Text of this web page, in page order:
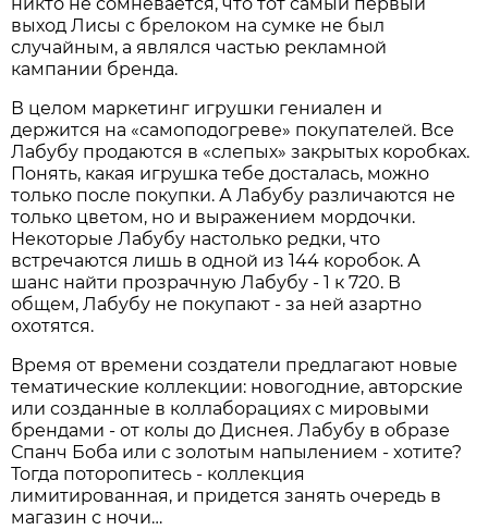
выход Лисы с брелоком на сумке не был
случайным, а являлся частью рекламной
кампании бренда.
В целом маркетинг игрушки гениален и
держится на «самоподогреве» покупателей. Все
Лабубу продаются в «слепых» закрытых коробках.
Понять, какая игрушка тебе досталась, можно
только после покупки. А Лабубу различаются не
только цветом, но и выражением мордочки.
Некоторые Лабубу настолько редки, что
встречаются лишь в одной из 144 коробок. А
шанс найти прозрачную Лабубу - 1 к 720. В
общем, Лабубу не покупают - за ней азартно
охотятся.
Время от времени создатели предлагают новые
тематические коллекции: новогодние, авторские
или созданные в коллаборациях с мировыми
брендами - от колы до Диснея. Лабубу в образе
Спанч Боба или с золотым напылением - хотите?
Тогда поторопитесь - коллекция
лимитированная, и придется занять очередь в
магазин с ночи…